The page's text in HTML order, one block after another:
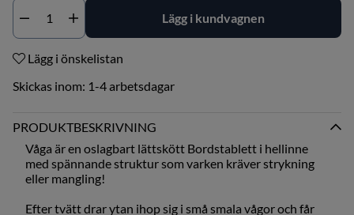
Antal Lägg i kundvagnen
Lägg i önskelistan
Skickas inom: 1-4 arbetsdagar
PRODUKTBESKRIVNING
Våga är en oslagbart lättskött Bordstablett i hellinne
med spännande struktur som varken kräver strykning
eller mangling!
Efter tvätt drar ytan ihop sig i små smala vågor och får